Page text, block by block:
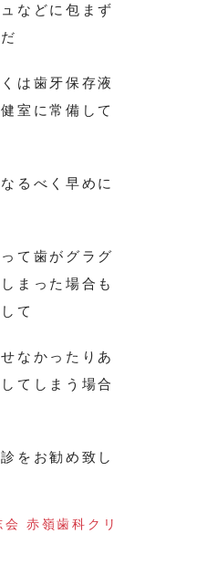
などに包まず
は歯牙保存液
室に常備して
るべく早めに
て歯がグラグ
まった場合も
て
なかったりあ
てしまう場合
をお勧め致し
会 赤嶺歯科クリ